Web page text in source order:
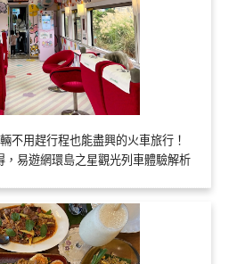
不用趕行程也能盡興的火車旅行！
易遊網環島之星觀光列車體驗解析